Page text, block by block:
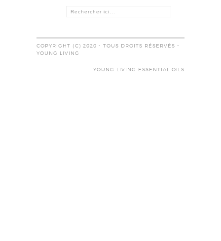
COPYRIGHT (C) 2020 - TOUS DROITS RÉSERVÉS -
YOUNG LIVING
YOUNG LIVING ESSENTIAL OILS